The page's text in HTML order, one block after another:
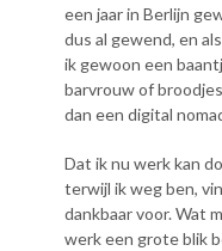
een jaar in Berlijn
dus al gewend, en
ik gewoon een
barvrouw of
dan een digital
Dat ik nu werk kan
terwijl ik weg ben,
dankbaar voor. Wat
werk een grote blik